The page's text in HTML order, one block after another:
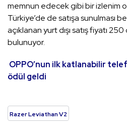
memnun edecek gibi bir izlenim
Türkiye’de de satışa sunulması
açıklanan yurt dışı satış fiyatı
bulunuyor.
OPPO’nun ilk katlanabilir
ödül geldi
Razer Leviathan V2